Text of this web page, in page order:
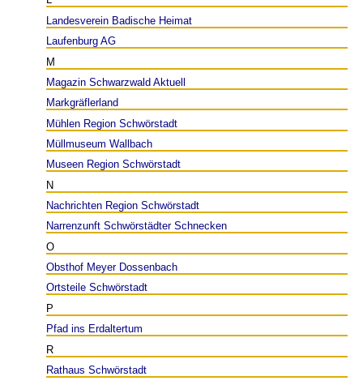
Landesverein Badische Heimat
Laufenburg AG
M
Magazin Schwarzwald Aktuell
Markgräflerland
Mühlen Region Schwörstadt
Müllmuseum Wallbach
Museen Region Schwörstadt
N
Nachrichten Region Schwörstadt
Narrenzunft Schwörstädter Schnecken
O
Obsthof Meyer Dossenbach
Ortsteile Schwörstadt
P
Pfad ins Erdaltertum
R
Rathaus Schwörstadt